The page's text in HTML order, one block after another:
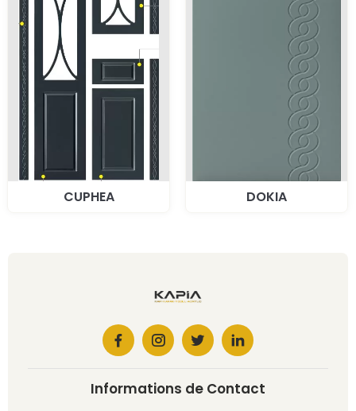
CUPHEA DOKIA
Informations de Contact